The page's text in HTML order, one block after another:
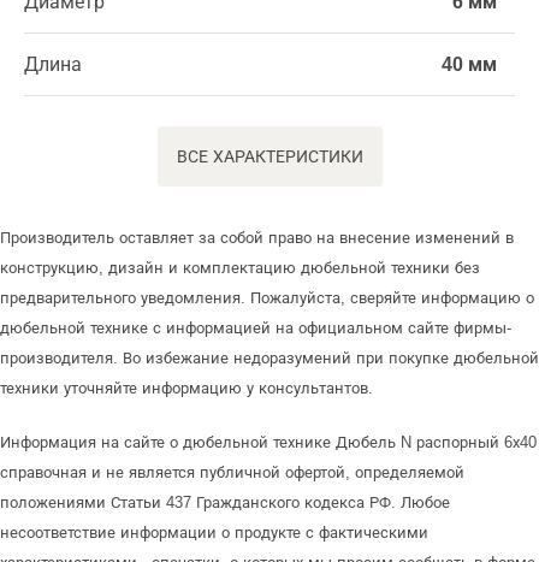
Длина 40 мм
ВСЕ ХАРАКТЕРИСТИКИ
Производитель оставляет за собой право на внесение изменений в
конструкцию, дизайн и комплектацию дюбельной техники без
предварительного уведомления. Пожалуйста, сверяйте информацию о
дюбельной технике с информацией на официальном сайте фирмы-
производителя. Во избежание недоразумений при покупке дюбельной
техники уточняйте информацию у консультантов.
Информация на сайте о дюбельной технике Дюбель N распорный 6х40
справочная и не является публичной офертой, определяемой
положениями Статьи 437 Гражданского кодекса РФ. Любое
несоответствие информации о продукте с фактическими